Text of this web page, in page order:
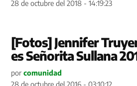
28 de octubre del 2018 - 14:19:23
[Fotos] Jennifer
es Señorita Sullana
por comunidad
28 de octubre del 2016 - 03:10:12